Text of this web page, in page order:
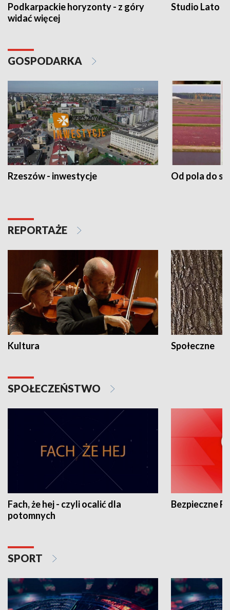
Podkarpackie horyzonty - z góry
widać więcej
Studio Lato
GOSPODARKA
Rzeszów - inwestycje Od pola do
REPORTAŻE
Kultura Społeczne
SPOŁECZEŃSTWO
Fach, że hej - czyli ocalić dla
potomnych
Bezpieczne
SPORT